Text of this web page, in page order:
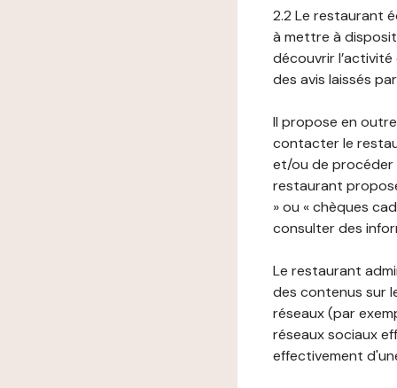
2.2 Le restaurant
à mettre à
découvrir
des avis laissés
Il propose en
contacter le
et/ou de procéder
restaurant
» ou « chèques
consulter des
Le restaurant
des contenus sur
réseaux (par
réseaux sociaux
effectivement